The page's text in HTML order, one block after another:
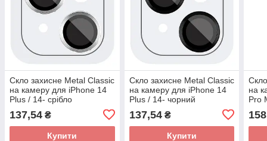
Скло захисне Metal Classic
на камеру для iPhone 14
Plus / 14- срібло
137,54 ₴
Купити
Скло захисне Metal Classic
на камеру для iPhone 14
Plus / 14- чорний
137,54₴
Купити
на
Pro